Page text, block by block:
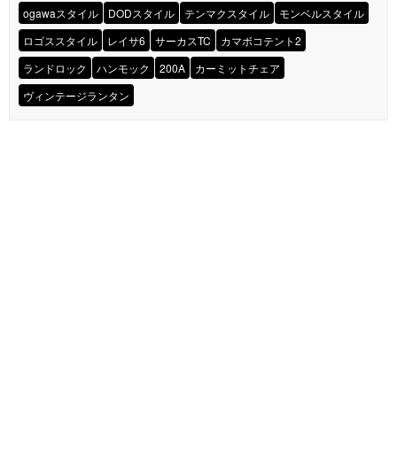
ogawaスタイル
DODスタイル テンマクスタイル
モンベルスタイル
ロゴススタイル
レイサ6 サーカスTC
カマボコテント2
ランドロック
ハンモック 200A
カーミットチェア
ヴィンテージランタン